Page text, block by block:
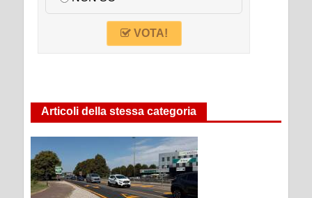
VOTA!
Articoli della stessa categoria